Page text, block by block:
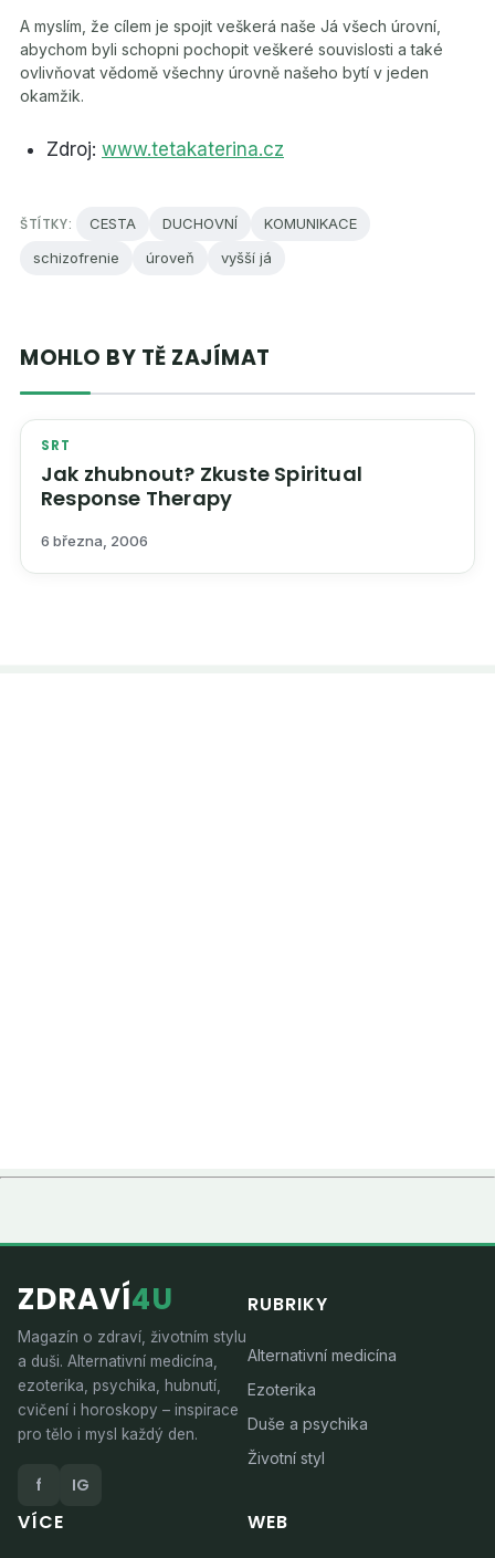
A myslím, že cílem je spojit veškerá naše Já všech úrovní,
abychom byli schopni pochopit veškeré souvislosti a také
ovlivňovat vědomě všechny úrovně našeho bytí v jeden
okamžik.
Zdroj: www.tetakaterina.cz
ŠTÍTKY: CESTA DUCHOVNÍ
KOMUNIKACE
schizofrenie
úroveň vyšší já
MOHLO BY TĚ ZAJÍMAT
SRT
Jak zhubnout? Zkuste Spiritual
Response Therapy
6 března, 2006
ZDRAVÍ4U
Magazín o zdraví, životním stylu
a duši. Alternativní medicína,
ezoterika, psychika, hubnutí,
cvičení i horoskopy – inspirace
pro tělo i mysl každý den.
f IG
RUBRIKY
Alternativní medicína
Ezoterika
Duše a psychika
Životní styl
VÍCE WEB